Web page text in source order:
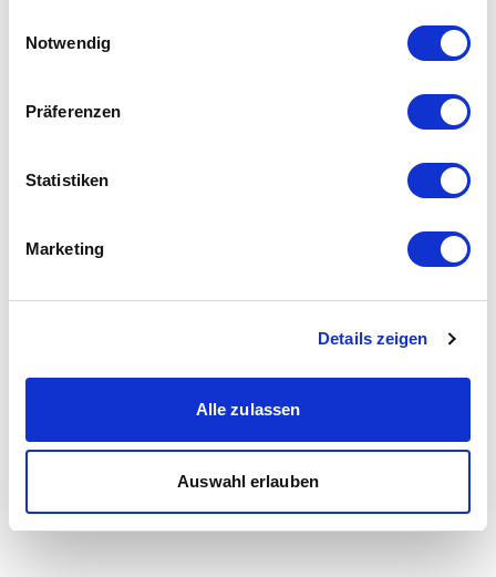
Notwendig
Präferenzen
Statistiken
Marketing
Details zeigen
Alle zulassen
Auswahl erlauben